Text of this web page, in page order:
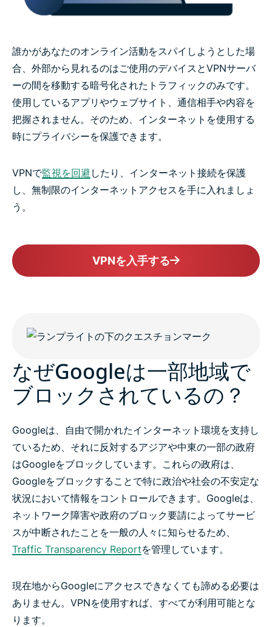
誰かがあなたのオンライン活動をスパイしようとした場
合、外部から見れるのはご使用のデバイスとVPNサーバ
ーの間を移動する暗号化されたトラフィックのみです。
使用しているアプリやウェブサイト、通信相手や内容を
把握されません。そのため、インターネットを使用する
時にプライバシーを保護できます。
VPNで監視を回避 したり、インターネット接続を保護
し、無制限のインターネットアクセスを手に入れましょ
う。
VPNを入手する
なぜGoogleは一部地域で
ブロックされているの？
Googleは、自由で開かれたインターネット環境を支持し
ているため、それに反対するアジアや中東の一部の政府
はGoogleをブロックしています。これらの政府は、
Googleをブロックすることで特に政治や社会の不安定な
状況において情報をコントロールできます。Googleは、
ネットワーク障害や政府のブロック要請によってサービ
スが中断されたことを一般の人々に知らせるため、
Traffic Transparency Reportを管理しています。
現在地からGoogleにアクセスできなくても諦める必要は
ありません。VPNを使用すれば、すべてが利用可能とな
ります。